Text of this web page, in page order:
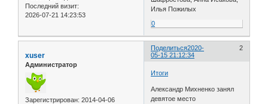
Последний визит:
2026-07-21 14:23:53
Илья Пожилых
0
Поделиться 2
2020-
05-15 21:12:34
xuser
Администратор
Зарегистрирован: 2014-04-06
Итоги
Александр Михненко занял
девятое место